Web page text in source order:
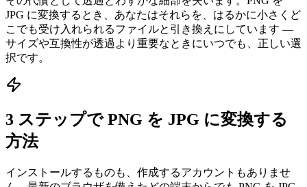
JPG に変換するとき、あなたはそれらを、はるかに小さくど
こでも受け入れられるファイルと引き換えにしています —
サイズや互換性が透過より重要なときにいつでも、正しい選
択です。
3 ステップで PNG を JPG に変換する
方法
インストールするものも、作成するアカウントもありませ